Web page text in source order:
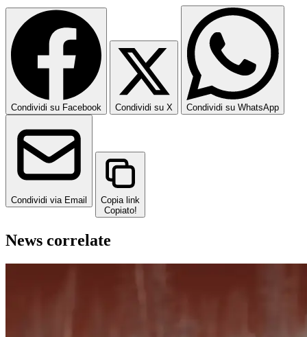
Condividi su Facebook Condividi su X Condividi su WhatsApp
Condividi via Email
Copia link
Copiato!
News correlate